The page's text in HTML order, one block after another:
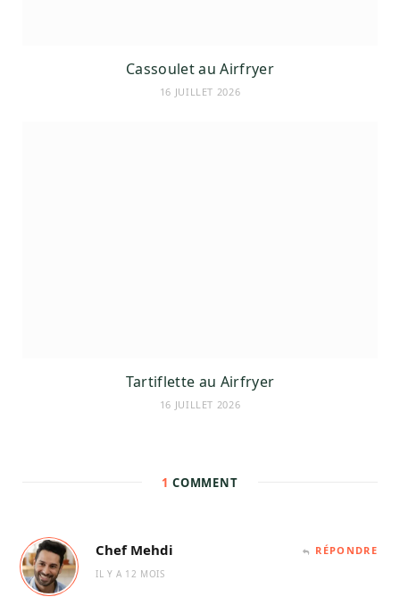
Cassoulet au Airfryer
16 JUILLET 2026
Tartiflette au Airfryer
16 JUILLET 2026
1 COMMENT
Chef Mehdi
IL Y A 12 MOIS
RÉPONDRE